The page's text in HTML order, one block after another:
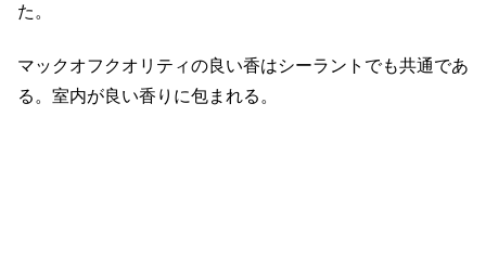
た。
マックオフクオリティの良い香はシーラントでも共通であ
る。室内が良い香りに包まれる。